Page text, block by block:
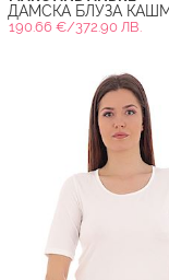
ДАМСКА БЛУЗА
190.66 €/372.90 ЛВ.